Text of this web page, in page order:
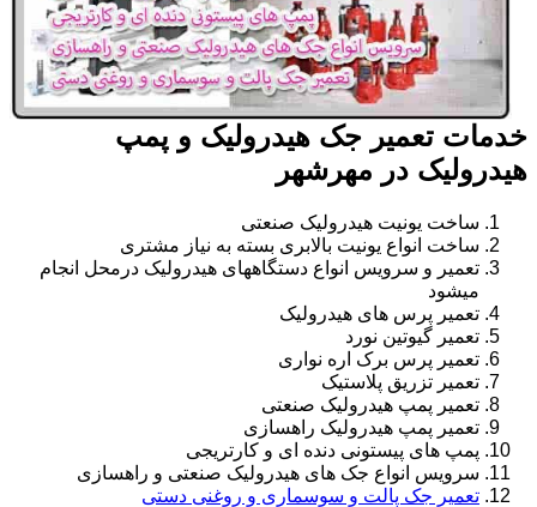
خدمات تعمیر جک هیدرولیک و پمپ
هیدرولیک در مهرشهر
ساخت یونیت هیدرولیک صنعتی
ساخت انواع یونیت بالابری بسته به نیاز مشتری
تعمیر و سرویس انواع دستگاههای هیدرولیک درمحل انجام
میشود
تعمیر پرس های هیدرولیک
تعمیر گیوتین نورد
تعمیر پرس برک اره نواری
تعمیر تزریق پلاستیک
تعمیر پمپ هیدرولیک صنعتی
تعمیر پمپ هیدرولیک راهسازی
پمپ های پیستونی دنده ای و کارتریجی
سرویس انواع جک های هیدرولیک صنعتی و راهسازی
تعمیر جک پالت و سوسماری و روغنی دستی